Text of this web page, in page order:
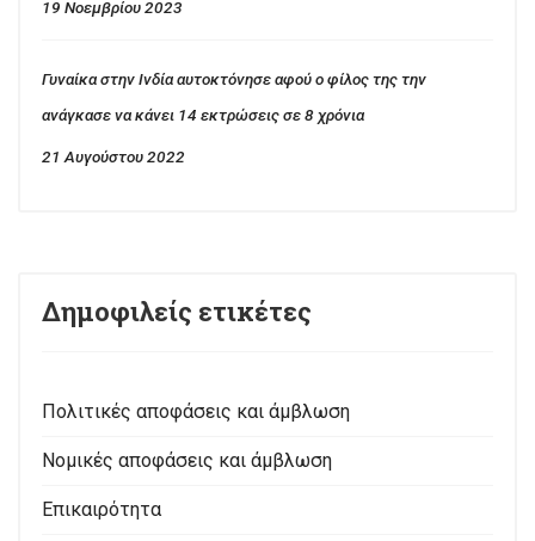
19 Νοεμβρίου 2023
Γυναίκα στην Ινδία αυτοκτόνησε αφού ο φίλος της την
ανάγκασε να κάνει 14 εκτρώσεις σε 8 χρόνια
21 Αυγούστου 2022
Δημοφιλείς ετικέτες
Πολιτικές αποφάσεις και άμβλωση
Νομικές αποφάσεις και άμβλωση
Επικαιρότητα